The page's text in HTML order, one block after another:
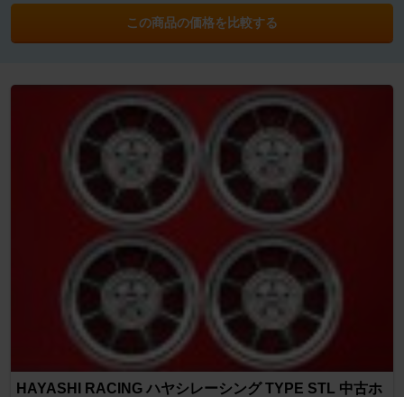
この商品の価格を比較する
HAYASHI RACING ハヤシレーシング TYPE STL 中古ホ